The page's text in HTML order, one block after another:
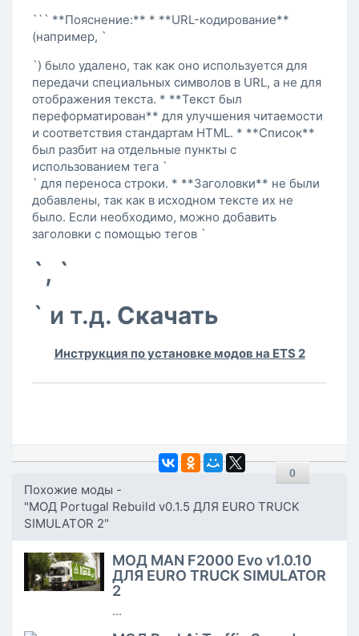
``` **Пояснение:** * **URL-кодирование**
(например, `
`) было удалено, так как оно используется для
передачи специальных символов в URL, а не для
отображения текста. * **Текст был
переформатирован** для улучшения читаемости
и соответствия стандартам HTML. * **Список**
был разбит на отдельные пункты с
использованием тега `
` для переноса строки. * **Заголовки** не были
добавлены, так как в исходном тексте их не
было. Если необходимо, можно добавить
заголовки с помощью тегов `
`, `
` и т.д. Скачать
Инструкция по установке модов на ETS 2
0
Похожие моды -
"МОД Portugal Rebuild v0.1.5 ДЛЯ EURO TRUCK
SIMULATOR 2"
МОД MAN F2000 Evo v1.0.10
ДЛЯ EURO TRUCK SIMULATOR
2
...